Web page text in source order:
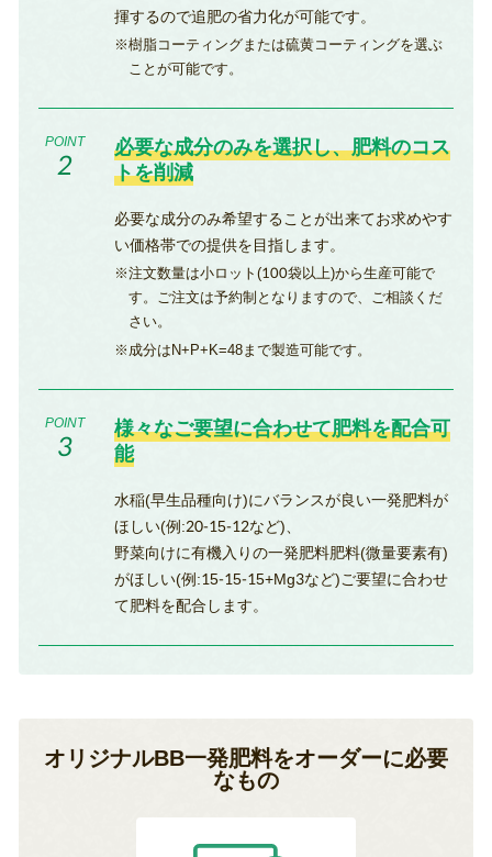
揮するので追肥の省力化が可能です。
樹脂コーティングまたは硫黄コーティングを選ぶ
ことが可能です。
必要な成分のみを選択し、肥料のコス
トを削減
必要な成分のみ希望することが出来てお求めやす
い価格帯での提供を目指します。
注文数量は小ロット(100袋以上)から生産可能で
す。ご注文は予約制となりますので、ご相談くだ
さい。
成分はN+P+K=48まで製造可能です。
様々なご要望に合わせて肥料を配合可
能
水稲(早生品種向け)にバランスが良い一発肥料が
ほしい(例:20-15-12など)、
野菜向けに有機入りの一発肥料肥料(微量要素有)
がほしい(例:15-15-15+Mg3など)ご要望に合わせ
て肥料を配合します。
オリジナルBB一発肥料をオーダーに必要
なもの